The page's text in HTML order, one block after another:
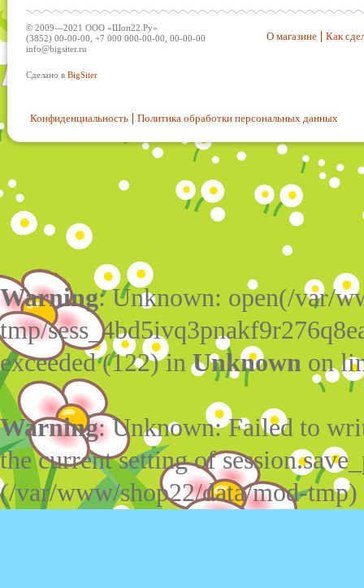
© 2009—2021 ООО «Шоп22.Ру»
(3852) 00-00-00, +7 000 000-00-00, 00-00-00
info@bigsiter.ru
Сделано в BigSiter
О магазине Как
Конфиденциальность Политика обработки персональных данных
Warning: Unknown: open(/var/
tmp/
exceeded (122) inUnknown on
Warning: Unknown: Failed to
the current setting of
(/var/www/shop22/data/mod-